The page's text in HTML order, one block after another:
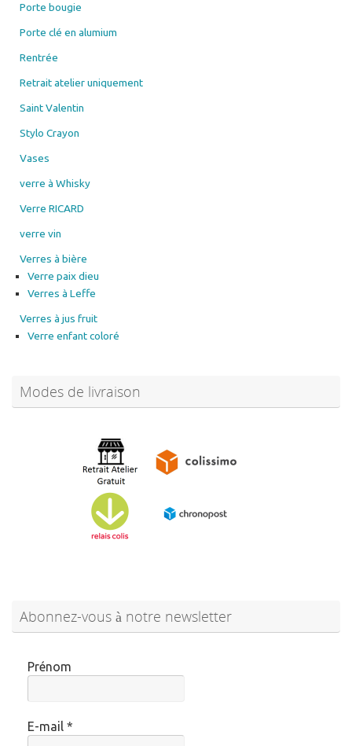
Porte bougie
Porte clé en alumium
Rentrée
Retrait atelier uniquement
Saint Valentin
Stylo Crayon
Vases
verre à Whisky
Verre RICARD
verre vin
Verres à bière
Verre paix dieu
Verres à Leffe
Verres à jus fruit
Verre enfant coloré
Modes de livraison
Abonnez-vous à notre newsletter
Prénom
E-mail *